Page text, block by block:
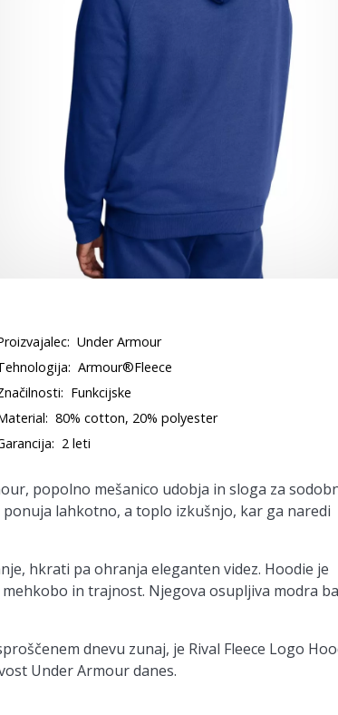
Under Armour
Armour®Fleece
Funkcijske
80% cotton, 20% polyester
2 leti
popolno mešanico udobja in sloga za
ponuja lahkotno, a toplo izkušnjo, kar ga naredi
hkrati pa ohranja eleganten videz. Hoodie je
in trajnost. Njegova osupljiva modra
dnevu zunaj, je Rival Fleece Logo
Under Armour danes.